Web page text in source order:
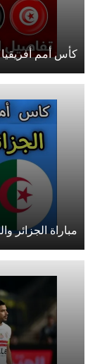
كأس أمم أفريقيا 2025: انطلاق
مباراة الجزائر